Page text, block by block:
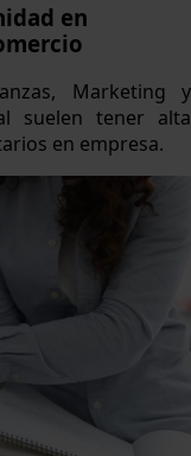
en
Marketing y
suelen tener alta
en empresa.